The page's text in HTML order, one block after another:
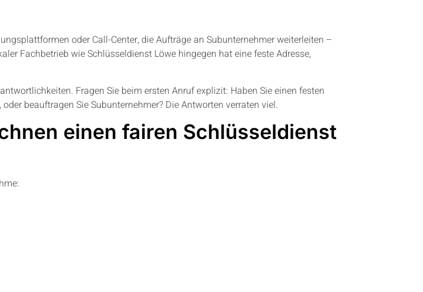
oder Call-Center, die Aufträge an Subunternehmer weiterleiten –
Fachbetrieb wie Schlüsseldienst Löwe hingegen hat eine feste Adresse,
Fragen Sie beim ersten Anruf explizit: Haben Sie einen festen
beauftragen Sie Subunternehmer? Die Antworten verraten viel.
einen fairen Schlüsseldienst